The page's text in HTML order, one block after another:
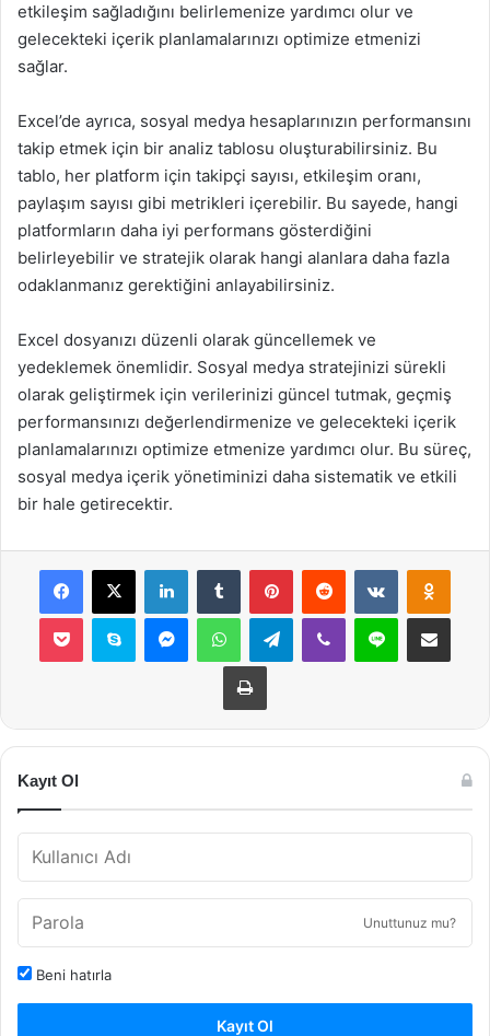
etkileşim sağladığını belirlemenize yardımcı olur ve
gelecekteki içerik planlamalarınızı optimize etmenizi
sağlar.
Excel’de ayrıca, sosyal medya hesaplarınızın performansını
takip etmek için bir analiz tablosu oluşturabilirsiniz. Bu
tablo, her platform için takipçi sayısı, etkileşim oranı,
paylaşım sayısı gibi metrikleri içerebilir. Bu sayede, hangi
platformların daha iyi performans gösterdiğini
belirleyebilir ve stratejik olarak hangi alanlara daha fazla
odaklanmanız gerektiğini anlayabilirsiniz.
Excel dosyanızı düzenli olarak güncellemek ve
yedeklemek önemlidir. Sosyal medya stratejinizi sürekli
olarak geliştirmek için verilerinizi güncel tutmak, geçmiş
performansınızı değerlendirmenize ve gelecekteki içerik
planlamalarınızı optimize etmenize yardımcı olur. Bu süreç,
sosyal medya içerik yönetiminizi daha sistematik ve etkili
bir hale getirecektir.
Facebook
X LinkedInTumblr PinterestReddit VKontakte
Pocket Skype MessengerWhatsAppTelegramViber Line E-Posta ile
Yazdır
Kayıt Ol
Unuttunuz mu?
Beni hatırla
Kayıt Ol